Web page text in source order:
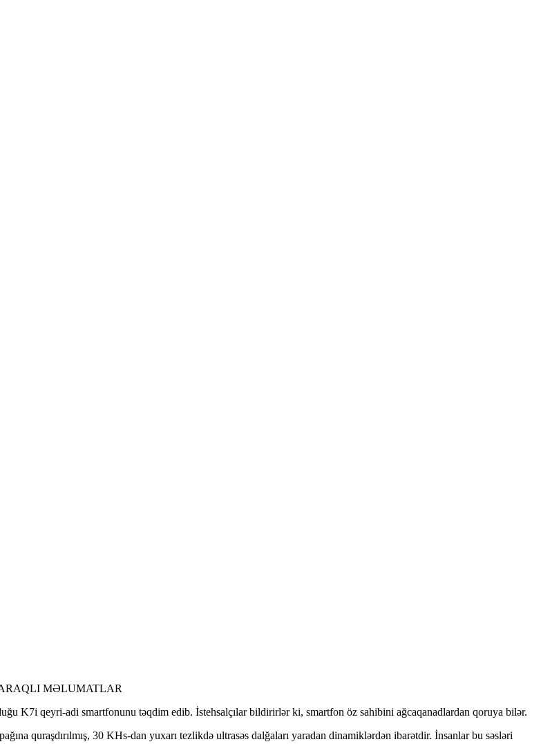
MƏLUMATLAR
K7i qeyri-adi smartfonunu təqdim edib. İstehsalçılar bildirirlər ki, smartfon öz sahibini ağcaqanadlardan qoruya bilər.
quraşdırılmış, 30 KHs-dan yuxarı tezlikdə ultrasəs dalğaları yaradan dinamiklərdən ibarətdir. İnsanlar bu səsləri